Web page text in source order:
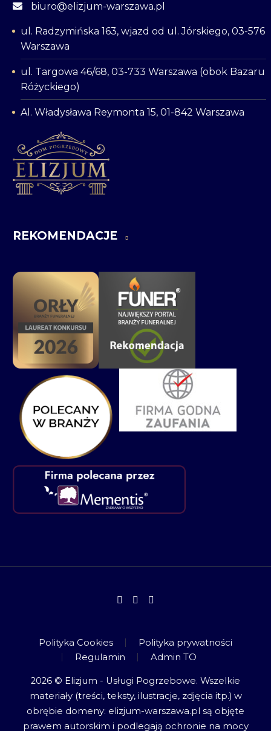
biuro@elizjum-warszawa.pl
ul. Radzymińska 163, wjazd od ul. Jórskiego, 03-576
Warszawa
ul. Targowa 46/68, 03-733 Warszawa (obok Bazaru
Różyckiego)
Al. Władysława Reymonta 15, 01-842 Warszawa
REKOMENDACJE
Polityka Cookies
Polityka prywatności
Regulamin
Admin TO
2026 © Elizjum - Usługi Pogrzebowe. Wszelkie
materiały (treści, teksty, ilustracje, zdjęcia itp.) w
obrębie domeny: elizjum-warszawa.pl są objęte
prawem autorskim i podlegają ochronie na mocy